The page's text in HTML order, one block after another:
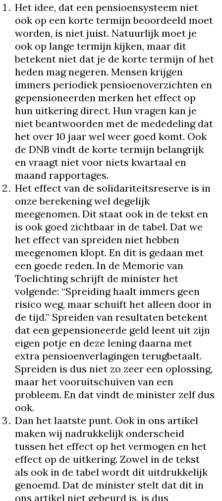
Het idee, dat een pensioensysteem niet
ook op een korte termijn beoordeeld moet
worden, is niet juist. Natuurlijk moet je
ook op lange termijn kijken, maar dit
betekent niet dat je de korte termijn of het
heden mag negeren. Mensen krijgen
immers periodiek pensioenoverzichten en
gepensioneerden merken het effect op
hun uitkering direct. Hun vragen kan je
niet beantwoorden met de mededeling dat
het over 10 jaar wel weer goed komt. Ook
de DNB vindt de korte termijn belangrijk
en vraagt niet voor niets kwartaal en
maand rapportages.
Het effect van de solidariteitsreserve is in
onze berekening wel degelijk
meegenomen. Dit staat ook in de tekst en
is ook goed zichtbaar in de tabel. Dat we
het effect van spreiden niet hebben
meegenomen klopt. En dit is gedaan met
een goede reden. In de Memorie van
Toelichting schrijft de minister het
volgende: “Spreiding haalt immers geen
risico weg, maar schuift het alleen door in
de tijd.” Spreiden van resultaten betekent
dat een gepensioneerde geld leent uit zijn
eigen potje en deze lening daarna met
extra pensioenverlagingen terugbetaalt.
Spreiden is dus niet zo zeer een oplossing,
maar het vooruitschuiven van een
probleem. En dat vindt de minister zelf dus
ook.
Dan het laatste punt. Ook in ons artikel
maken wij nadrukkelijk onderscheid
tussen het effect op het vermogen en het
effect op de uitkering. Zowel in de tekst
als ook in de tabel wordt dit uitdrukkelijk
genoemd. Dat de minister stelt dat dit in
ons artikel niet gebeurd is, is dus